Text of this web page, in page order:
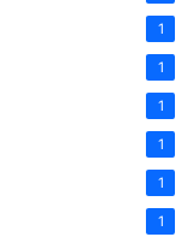
1
1
1
1
1
1